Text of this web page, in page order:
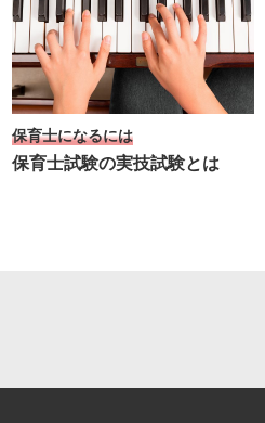
保育士になるには
保育士試験の実技試験とは